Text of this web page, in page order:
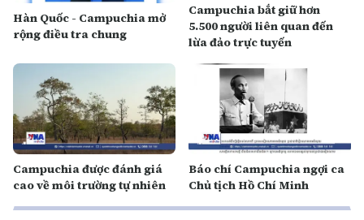
Hàn Quốc - Campuchia mở
rộng điều tra chung
Campuchia bắt giữ hơn
5.500 người liên quan đến
lừa đảo trực tuyến
Campuchia được đánh giá
cao về môi trường tự nhiên
Báo chí Campuchia ngợi ca
Chủ tịch Hồ Chí Minh